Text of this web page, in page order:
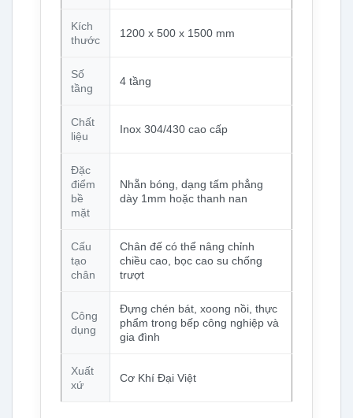
Kích
thước
1200 x 500 x 1500 mm
Số
tầng
4 tầng
Chất
liệu
Inox 304/430 cao cấp
Đặc
điểm
bề
mặt
Nhẵn bóng, dạng tấm phẳng
dày 1mm hoặc thanh nan
Cấu
tạo
chân
Chân đế có thể nâng chỉnh
chiều cao, bọc cao su chống
trượt
Công
dụng
Đựng chén bát, xoong nồi, thực
phẩm trong bếp công nghiệp và
gia đình
Xuất
xứ
Cơ Khí Đại Việt